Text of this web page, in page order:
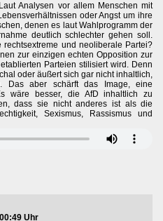
Analysen vor allem Menschen mit
oder Angst um ihre
denen es laut Wahlprogramm der
deutlich schlechter gehen soll.
und neoliberale Partei?
zur einzigen echten Opposition zur
Parteien stilisiert wird. Denn
oder äußert sich gar nicht inhaltlich,
Das aber schärft das Image, eine
wäre besser, die AfD inhaltlich zu
dass sie nicht anderes ist als die
Sexismus, Rassismus und
Uhr